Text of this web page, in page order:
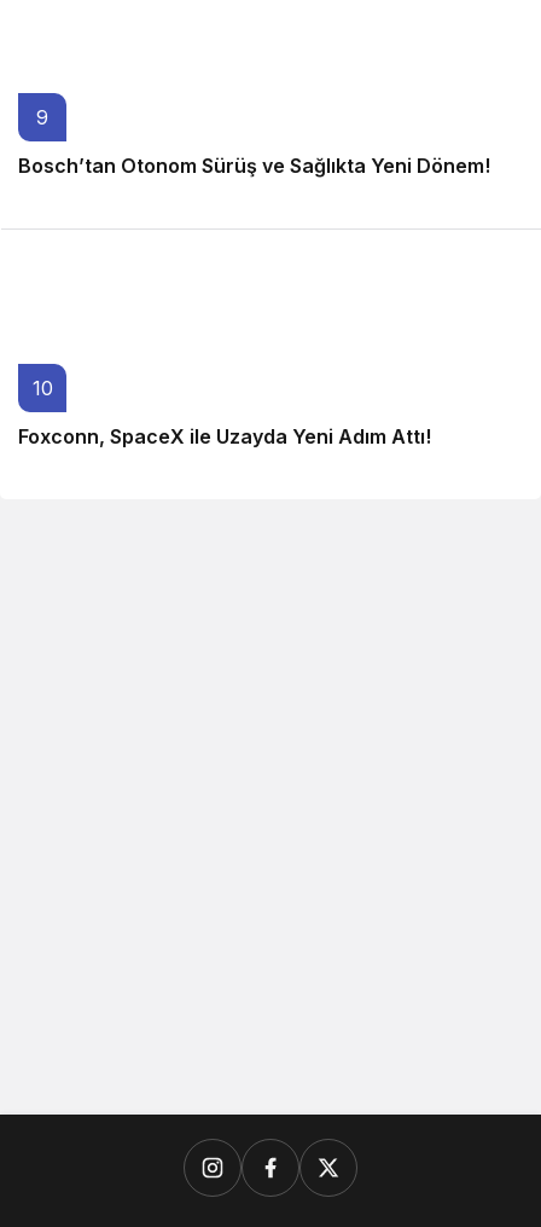
9
Bosch’tan Otonom Sürüş ve Sağlıkta Yeni Dönem!
10
Foxconn, SpaceX ile Uzayda Yeni Adım Attı!